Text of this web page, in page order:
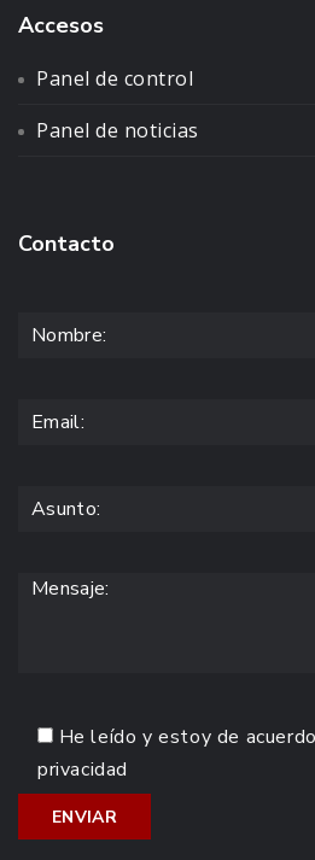
Accesos
Panel de control
Panel de noticias
Contacto
He leído y estoy de
privacidad